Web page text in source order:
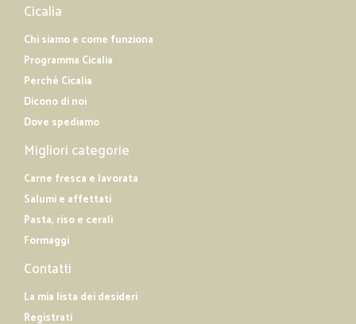
Cicalia
Chi siamo e come funziona
Programma Cicalia
Perché Cicalia
Dicono di noi
Dove spediamo
Migliori categorie
Carne fresca e lavorata
Salumi e affettati
Pasta, riso e cerali
Formaggi
Contatti
La mia lista dei desideri
Registrati